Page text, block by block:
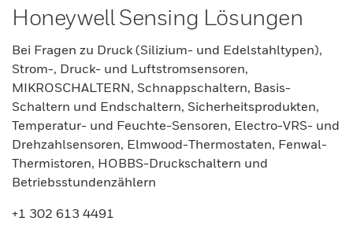
Honeywell Sensing Lösungen
Bei Fragen zu Druck (Silizium- und Edelstahltypen),
Strom-, Druck- und Luftstromsensoren,
MIKROSCHALTERN, Schnappschaltern, Basis-
Schaltern und Endschaltern, Sicherheitsprodukten,
Temperatur- und Feuchte-Sensoren, Electro-VRS- und
Drehzahlsensoren, Elmwood-Thermostaten, Fenwal-
Thermistoren, HOBBS-Druckschaltern und
Betriebsstundenzählern
+1 302 613 4491